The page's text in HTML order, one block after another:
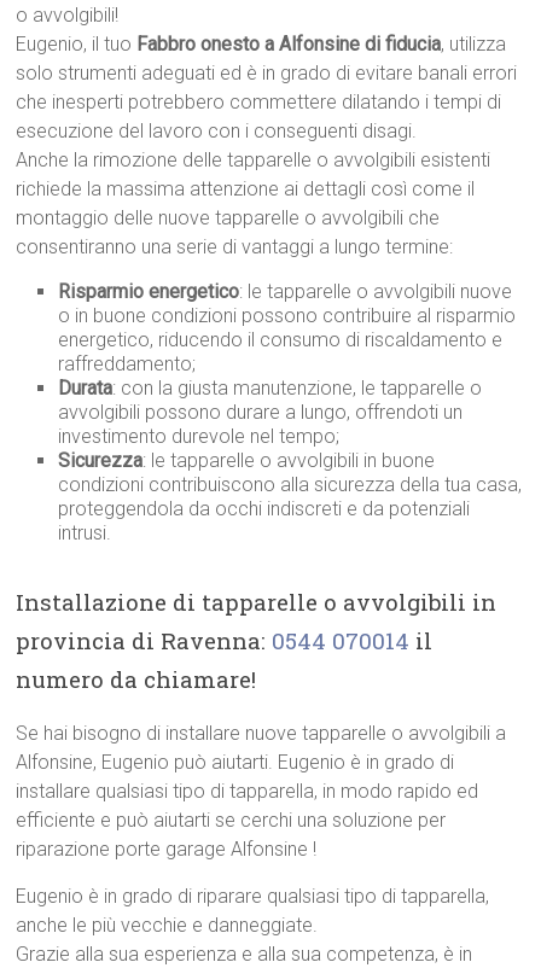
o avvolgibili!
Eugenio, il tuo Fabbro onesto a Alfonsine di fiducia, utilizza
solo strumenti adeguati ed è in grado di evitare banali errori
che inesperti potrebbero commettere dilatando i tempi di
esecuzione del lavoro con i conseguenti disagi.
Anche la rimozione delle tapparelle o avvolgibili esistenti
richiede la massima attenzione ai dettagli così come il
montaggio delle nuove tapparelle o avvolgibili che
consentiranno una serie di vantaggi a lungo termine:
Risparmio energetico: le tapparelle o avvolgibili nuove
o in buone condizioni possono contribuire al risparmio
energetico, riducendo il consumo di riscaldamento e
raffreddamento;
Durata: con la giusta manutenzione, le tapparelle o
avvolgibili possono durare a lungo, offrendoti un
investimento durevole nel tempo;
Sicurezza: le tapparelle o avvolgibili in buone
condizioni contribuiscono alla sicurezza della tua casa,
proteggendola da occhi indiscreti e da potenziali
intrusi.
Installazione di tapparelle o avvolgibili in
provincia di Ravenna: 0544 070014 il
numero da chiamare!
Se hai bisogno di installare nuove tapparelle o avvolgibili a
Alfonsine, Eugenio può aiutarti. Eugenio è in grado di
installare qualsiasi tipo di tapparella, in modo rapido ed
efficiente e può aiutarti se cerchi una soluzione per
riparazione porte garage Alfonsine !
Eugenio è in grado di riparare qualsiasi tipo di tapparella,
anche le più vecchie e danneggiate.
Grazie alla sua esperienza e alla sua competenza, è in